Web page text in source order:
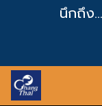
นึกถึง